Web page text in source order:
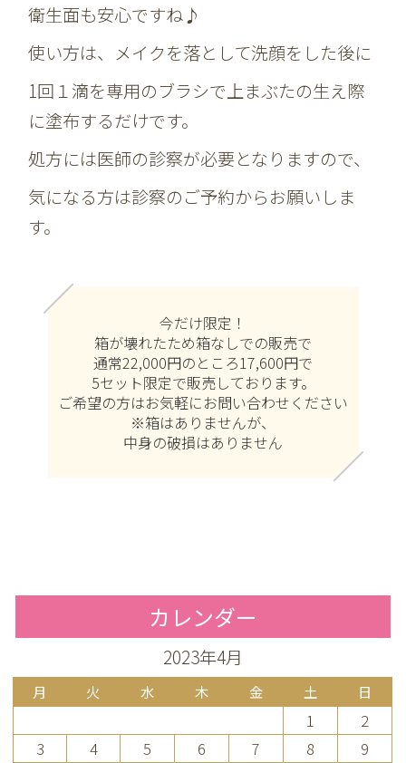
衛生面も安心ですね♪
使い方は、メイクを落として洗顔をした後に
1回１滴を専用のブラシで上まぶたの生え際
に塗布するだけです。
処方には医師の診察が必要となりますので、
気になる方は診察のご予約からお願いしま
す。
今だけ限定！
箱が壊れたため箱なしでの販売で
通常22,000円のところ17,600円で
5セット限定で販売しております。
ご希望の方はお気軽にお問い合わせください
※箱はありませんが、
中身の破損はありません
カレンダー
2023年4月
月 火 水 木 金 土 日
1
2
3
4 5 6 7 8
9